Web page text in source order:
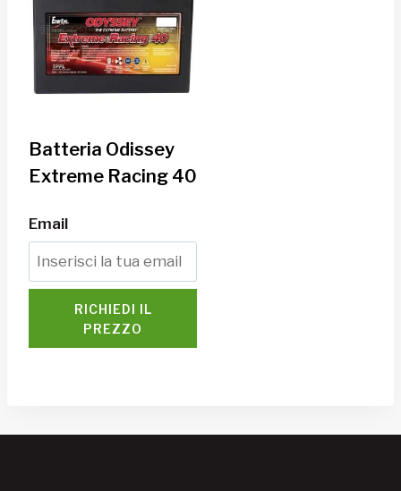
Batteria Odissey
Extreme Racing 40
Email
RICHIEDI IL
PREZZO